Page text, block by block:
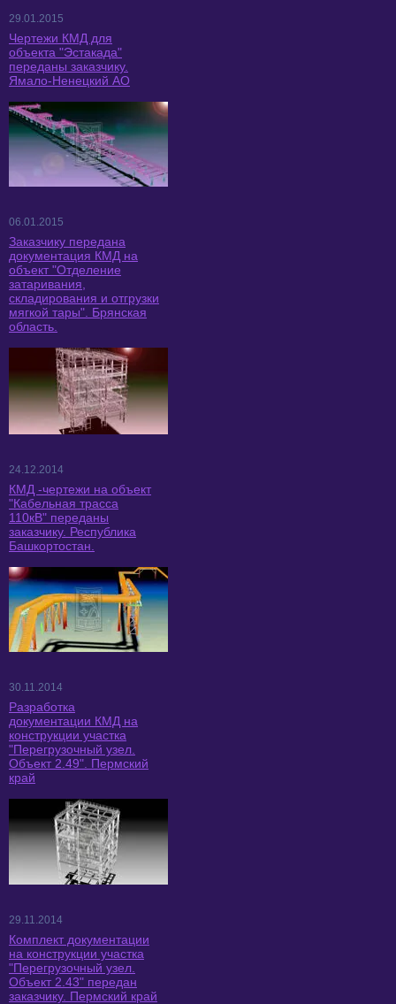
29.01.2015
Чертежи КМД для
объекта "Эстакада"
переданы заказчику.
Ямало-Ненецкий АО
06.01.2015
Заказчику передана
документация КМД на
объект "Отделение
затаривания,
складирования и отгрузки
мягкой тары". Брянская
область.
24.12.2014
КМД -чертежи на объект
"Кабельная трасса
110кВ" переданы
заказчику. Республика
Башкортостан.
30.11.2014
Разработка
документации КМД на
конструкции участка
"Перегрузочный узел.
Объект 2.49". Пермский
край
29.11.2014
Комплект документации
на конструкции участка
"Перегрузочный узел.
Объект 2.43" передан
заказчику. Пермский край